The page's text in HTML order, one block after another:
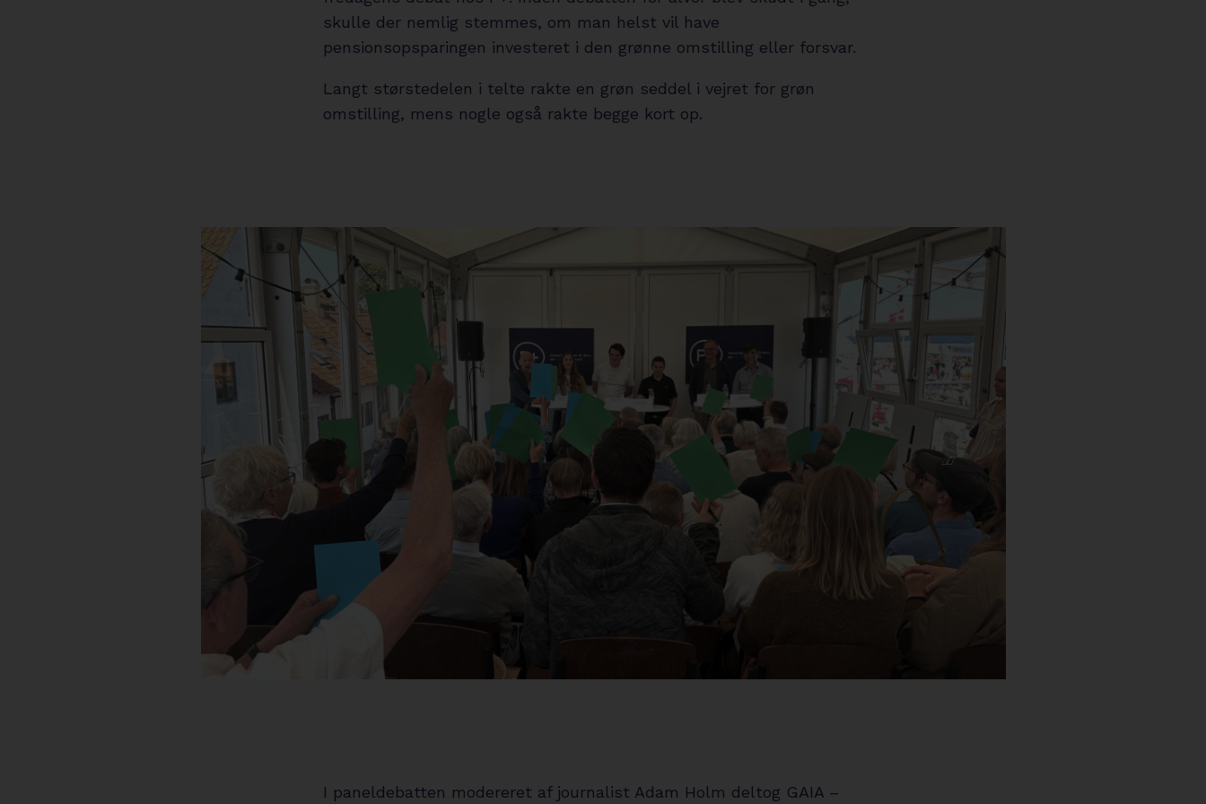
skulle der nemlig stemmes, om man helst vil have
pensionsopsparingen investeret i den grønne omstilling eller forsvar.
Langt størstedelen i telte rakte en grøn seddel i vejret for grøn
omstilling, mens nogle også rakte begge kort op.
I paneldebatten modereret af journalist Adam Holm deltog GAIA –